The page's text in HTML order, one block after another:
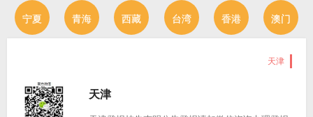
宁夏 青海 西藏 台湾 香港 澳门
天津
天津